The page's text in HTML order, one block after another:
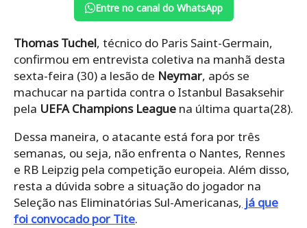
Entre no canal do WhatsApp
Thomas Tuchel, técnico do Paris Saint-Germain,
confirmou em entrevista coletiva na manhã desta
sexta-feira (30) a lesão de Neymar, após se
machucar na partida contra o Istanbul Basaksehir
pela UEFA Champions League na última quarta(28).
Dessa maneira, o atacante está fora por três
semanas, ou seja, não enfrenta o Nantes, Rennes
e RB Leipzig pela competição europeia. Além disso,
resta a dúvida sobre a situação do jogador na
Seleção nas Eliminatórias Sul-Americanas, já que
foi convocado por Tite.